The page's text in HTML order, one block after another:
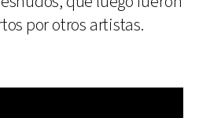
por otros artistas.